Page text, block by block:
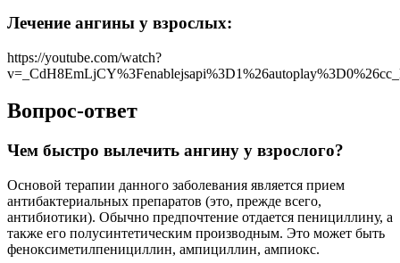
Лечение ангины у взрослых:
https://youtube.com/watch?
Вопрос-ответ
Чем быстро вылечить ангину у взрослого?
Основой терапии данного заболевания является прием
антибактериальных препаратов (это, прежде всего,
антибиотики). Обычно предпочтение отдается пенициллину, а
также его полусинтетическим производным. Это может быть
феноксиметилпенициллин, ампициллин, ампиокс.